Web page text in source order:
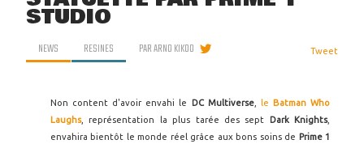
STUDIO
NEWS RESINES PARARNO KIKOO Tweet
Non content d'avoir envahi le DC Multiverse, le Batman Who
Laughs, représentation la plus tarée des sept Dark Knights,
envahira bientôt le monde réel grâce aux bons soins de Prime 1